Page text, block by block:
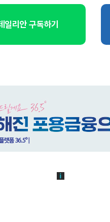
일리안 구독하기